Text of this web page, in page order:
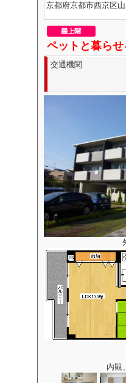
京都府京都市西京区
ペットと暮らせ
交通機関
内観